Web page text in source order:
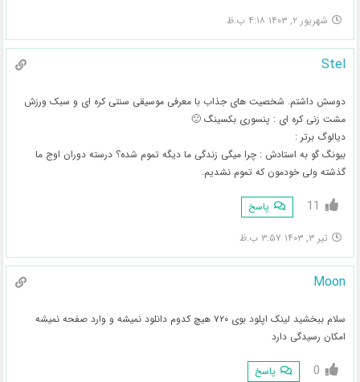
شهریور ۲, ۱۴۰۳ ۴:۱۸ ب.ظ
Stel
دوسش داشتم. شخصیت های جذاب با معرفی موسیقی سنتی کره ای و سبک ورزش
مشت زنی کره ای : پنسوری بکسینگ 🙂
دیالوگ برتر :
بیونگ گو به استادش : چرا میگی زندگی ما دیگه تموم شده؟ درسته دوران اوج ما
گذشته ولی خودمون که تموم نشدیم.
11 پاسخ
تیر ۳, ۱۴۰۳ ۳:۵۷ ب.ظ
Moon
سلام ببخشید لینک اپلود بوی ۷۲۰ هیچ کدوم دانلود نمیشه و وارد صفحه نمیشه
امکان رسیدگی دارد
0 پاسخ